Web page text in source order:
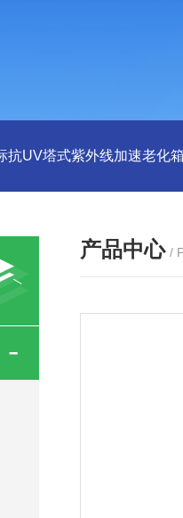
抗UV塔式紫外线加速老化
产品中心 /